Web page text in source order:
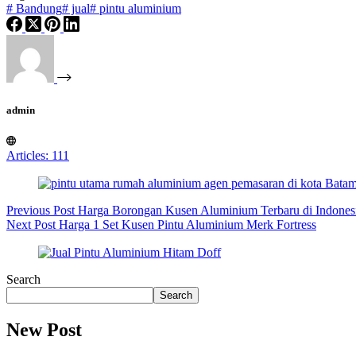
# Bandung# jual# pintu aluminium
admin
Articles: 111
Previous Post Harga Borongan Kusen Aluminium Terbaru di
Next Post Harga 1 Set Kusen Pintu Aluminium Merk Fortress
Search
Search
New Post